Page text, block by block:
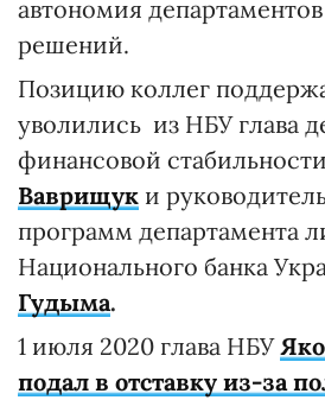
автономия
решений.
Позицию коллег
уволились из НБУ глава
финансовой стабильности
Ваврищук и
программ департамента
Национального банка
Гудыма.
1 июля 2020 глава НБУ
подал в отставку из-за